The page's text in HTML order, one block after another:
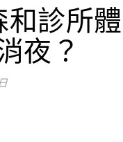
診所體
夜？